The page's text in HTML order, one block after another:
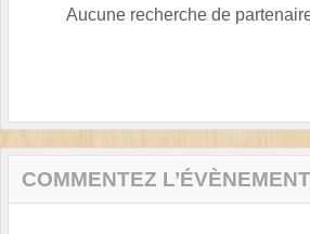
Aucune recherche de
COMMENTEZ L’ÉVÈNEMENT